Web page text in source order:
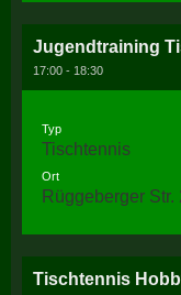
Jugendtraining
17:00 - 18:30
Typ
Tischtennis
Ort
Rüggeberger Str.
Tischtennis